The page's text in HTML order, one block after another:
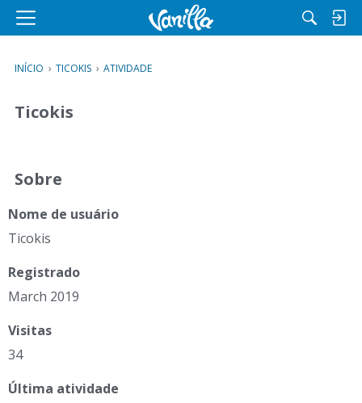
M
n
u
INÍCIO › TICOKIS › ATIVIDADE
Ticokis
Sobre
Nome de usuário
Ticokis
Registrado
March 2019
Visitas
34
Última atividade